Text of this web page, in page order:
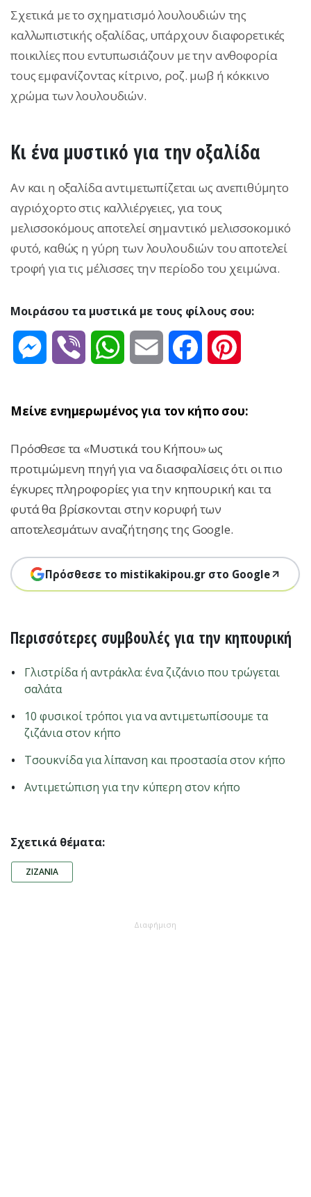
Σχετικά με το σχηματισμό λουλουδιών της
καλλωπιστικής οξαλίδας, υπάρχουν διαφορετικές
ποικιλίες που εντυπωσιάζουν με την ανθοφορία
τους εμφανίζοντας κίτρινο, ροζ. μωβ ή κόκκινο
χρώμα των λουλουδιών.
Κι ένα μυστικό για την οξαλίδα
Αν και η οξαλίδα αντιμετωπίζεται ως ανεπιθύμητο
αγριόχορτο στις καλλιέργειες, για τους
μελισσοκόμους αποτελεί σημαντικό μελισσοκομικό
φυτό, καθώς η γύρη των λουλουδιών του αποτελεί
τροφή για τις μέλισσες την περίοδο του χειμώνα.
Μοιράσου τα μυστικά με τους φίλους σου:
Messenger
Viber WhatsAppEmail Facebook
Μείνε ενημερωμένος για τον κήπο σου:
Πρόσθεσε τα «Μυστικά του Κήπου» ως
προτιμώμενη πηγή για να διασφαλίσεις ότι οι πιο
έγκυρες πληροφορίες για την κηπουρική και τα
φυτά θα βρίσκονται στην κορυφή των
αποτελεσμάτων αναζήτησης της Google.
Πρόσθεσε το mistikakipou.gr στο Google
Περισσότερες συμβουλές για την κηπουρική
Γλιστρίδα ή αντράκλα: ένα ζιζάνιο που τρώγεται
σαλάτα
10 φυσικοί τρόποι για να αντιμετωπίσουμε τα
ζιζάνια στον κήπο
Τσουκνίδα για λίπανση και προστασία στον κήπο
Αντιμετώπιση για την κύπερη στον κήπο
Σχετικά θέματα:
ΖΙΖΆΝΙΑ
Διαφήμιση